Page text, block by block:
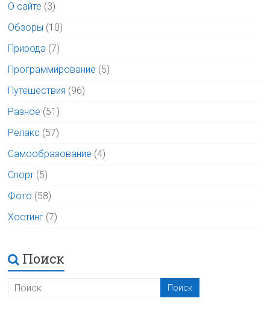
О сайте (3)
Обзоры (10)
Природа (7)
Программирование (5)
Путешествия (96)
Разное (51)
Релакс (57)
Самообразование (4)
Спорт (5)
Фото (58)
Хостинг (7)
Поиск